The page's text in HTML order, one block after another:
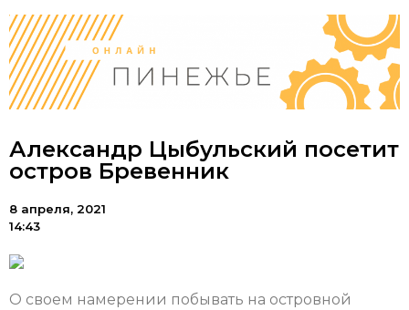
Александр Цыбульский посетит
остров Бревенник
8 апреля, 2021
14:43
О своем намерении побывать на островной